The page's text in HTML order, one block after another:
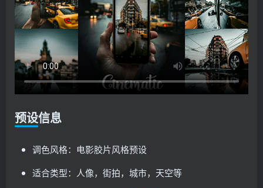
预设信息
调色风格：电影胶片风格预设
适合类型：人像，街拍，城市，天空等